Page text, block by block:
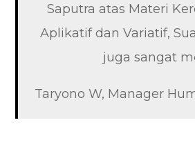
Saputra atas Materi
Aplikatif dan Variatif,
juga sangat
Taryono W, Manager